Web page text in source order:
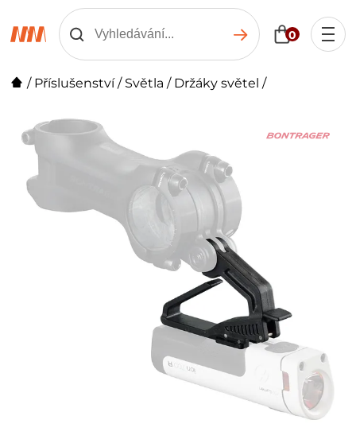
0
/ Příslušenství/ Světla / Držáky světel /